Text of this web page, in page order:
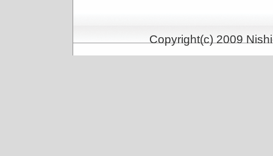
Copyright(c) 2009